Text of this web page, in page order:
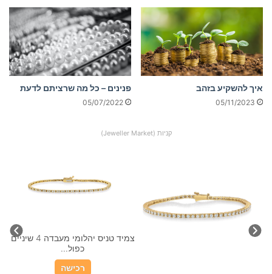
איך להשקיע בזהב
05/11/2023
פנינים – כל מה שרציתם לדעת
05/07/2022
קניות (Jeweller Market)
צמיד טניס יהלומי מעבדה
צפופים...
רכישה